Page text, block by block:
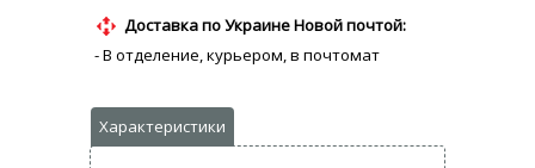
Доставка по Украине Новой почтой:
- В отделение, курьером, в почтомат